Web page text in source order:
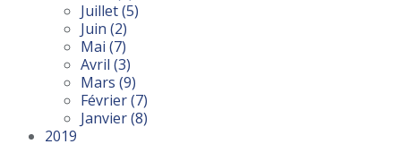
Juillet(5)
Juin (2)
Mai (7)
Avril (3)
Mars (9)
Février(7)
Janvier(8)
2019